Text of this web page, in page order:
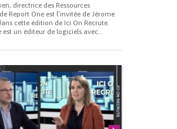
directrice des Ressources
Report One est l’invitée de Jérome
cette édition de Ici On Recrute.
est un éditeur de logiciels avec...